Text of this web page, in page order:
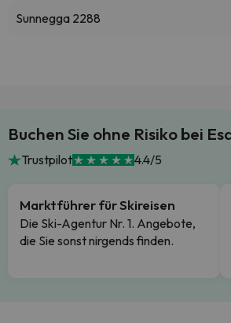
Sunnegga 2288
Buchen Sie ohne Risiko bei
Trustpilot 4.4/5
Marktführer für Skireisen
Die Ski-Agentur Nr. 1. Angebote,
die Sie sonst nirgends finden.